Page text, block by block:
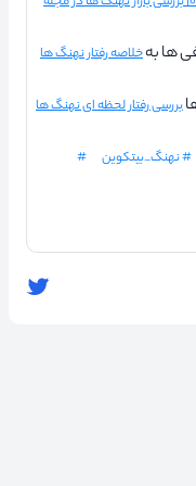
ها بهخلاصه رفتار نهنگ ها
بررسی رفتار لحظه ای نهنگ ها
# نهنگ_بیتکوین
#